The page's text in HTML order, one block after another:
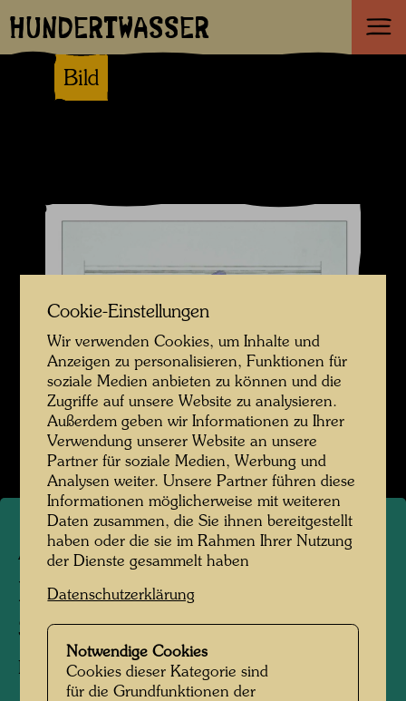
HUNDERTWASSER
Bild
ARCH 68/II
KUNSTHAUSWIEN -
STRASSENANSICHT
Fassadendesign,
Cookie-Einstellungen
Wir verwenden Cookies, um Inhalte und
Anzeigen zu personalisieren, Funktionen für
soziale Medien anbieten zu können und die
Zugriffe auf unsere Website zu analysieren.
Außerdem geben wir Informationen zu Ihrer
Verwendung unserer Website an unsere
Partner für soziale Medien, Werbung und
Analysen weiter. Unsere Partner führen diese
Informationen möglicherweise mit weiteren
Daten zusammen, die Sie ihnen bereitgestellt
haben oder die sie im Rahmen Ihrer Nutzung
der Dienste gesammelt haben
Datenschutzerklärung
Notwendige Cookies
Cookies dieser Kategorie sind
für die Grundfunktionen der